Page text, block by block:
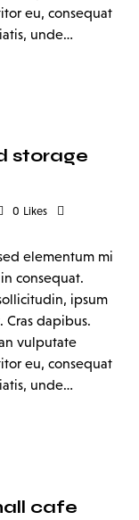
eu, consequat
unde…
storage
0 Likes
elementum mi
consequat.
ipsum
dapibus.
vulputate
eu, consequat
unde…
cafe